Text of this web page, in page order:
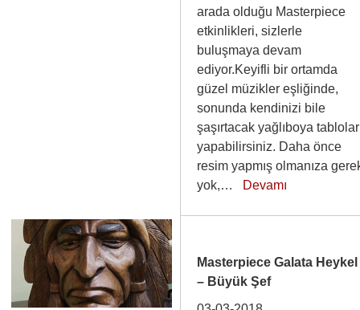
arada olduğu Masterpiece
etkinlikleri, sizlerle
buluşmaya devam
ediyor.Keyifli bir ortamda
güzel müzikler eşliğinde,
sonunda kendinizi bile
şaşırtacak yağlıboya tablolar
yapabilirsiniz. Daha önce
resim yapmış olmanıza
yok,… Devamı
Masterpiece Galata Heykel
– Büyük Şef